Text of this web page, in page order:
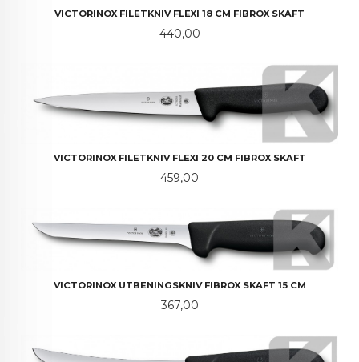
VICTORINOX FILETKNIV FLEXI 18 CM FIBROX SKAFT
Pris
440,00
VICTORINOX FILETKNIV FLEXI 20 CM FIBROX SKAFT
Pris
459,00
VICTORINOX UTBENINGSKNIV FIBROX SKAFT 15 CM
Pris
367,00